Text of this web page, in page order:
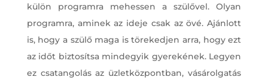
külön programra mehessen a szülővel. Olyan
programra, aminek az ideje csak az övé. Ajánlott
is, hogy a szülő maga is törekedjen arra, hogy ezt
az időt biztosítsa mindegyik gyerekének. Legyen
ez csatangolás az üzletközpontban, vásárolgatás